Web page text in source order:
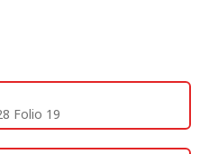
Folio 19